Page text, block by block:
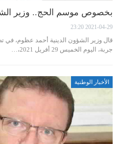
بخصوص موسم الحج.. وزير
2021-04-29 23:20
قال وزير الشؤون الدينية أحمد عظوم، في
جربة، اليوم الخميس 29 أفريل 2021،…
الأخبار الوطنية